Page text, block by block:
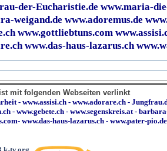
der-Eucharistie.de www.maria-
weigand.de www.adoremus.de
www.gottliebtuns.com
www.das-haus-lazarus.ch
mit folgenden Webseiten verlinkt
- www.assisi.ch - www.adorare.ch -
- www.gebete.ch - www.segenskreis.at -
- www.das-haus-lazarus.ch - www.pater-pio.de